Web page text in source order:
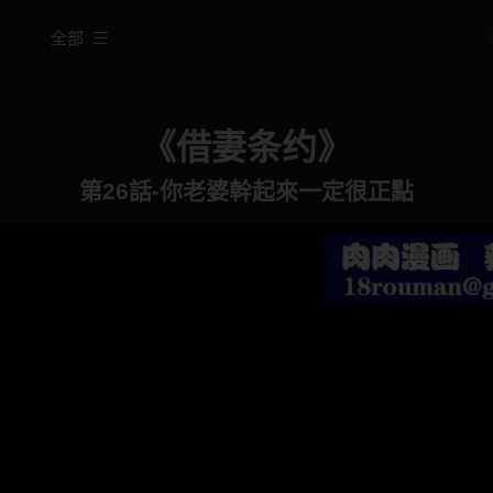
全部
《借妻条约》
第26話-你老婆幹起來一定很正點